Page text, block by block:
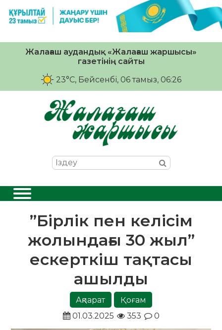
Жалағаш аудандық «Жалағаш жаршысы»
газетінің сайты
23°C, Бейсенбі, 06 тамыз, 06:26
”Бірлік пен келісім
жолындағы 30 жыл”
ескерткіш тақтасы
ашылды
Ақпарат
Қоғам
01.03.2025
353 0